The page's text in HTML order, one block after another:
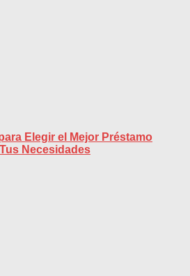
Elegir el Mejor Préstamo
Necesidades